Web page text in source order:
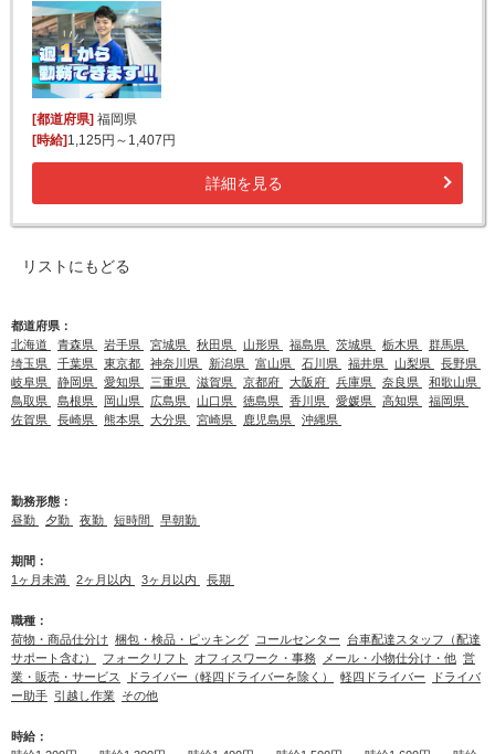
[都道府県] 福岡県
[時給] 1,125円～1,407円
詳細を見る
リストにもどる
都道府県：
北海道
青森県 岩手県 宮城県 秋田県 山形県 福島県 茨城県 栃木県
群馬県
埼玉県
千葉県 東京都 神奈川県 新潟県 富山県 石川県 福井県 山梨県
長野県
岐阜県
静岡県 愛知県 三重県 滋賀県 京都府 大阪府 兵庫県 奈良県
和歌山県
鳥取県
島根県 岡山県 広島県 山口県 徳島県 香川県 愛媛県 高知県
福岡県
佐賀県
長崎県 熊本県 大分県 宮崎県 鹿児島県 沖縄県
勤務形態：
昼勤
夕勤 夜勤 短時間 早朝勤
期間：
1ヶ月未満
2ヶ月以内 3ヶ月以内 長期
職種：
荷物・商品仕分け 梱包・検品・ピッキング コールセンター
台車配達スタッフ（配達
サポート含む）
フォークリフト オフィスワーク・事務 メール・小物仕分け・他 営
業・販売・サービス
ドライバー（軽四ドライバーを除く） 軽四ドライバー
ドライバ
ー助手 引越し作業 その他
時給：